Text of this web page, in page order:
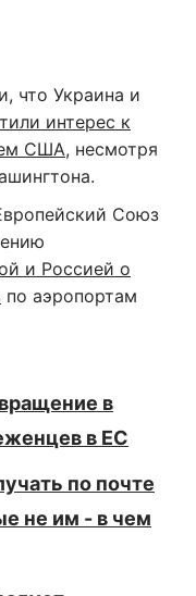
что Украина и
интерес к
США, несмотря
Союз
и Россией о
по аэропортам
в
в ЕС
по почте
не им - в чем